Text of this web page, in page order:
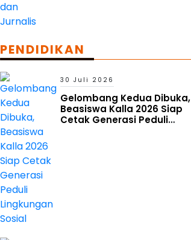
PENDIDIKAN
30 Juli 2026
Gelombang Kedua Dibuka,
Beasiswa Kalla 2026 Siap
Cetak Generasi Peduli